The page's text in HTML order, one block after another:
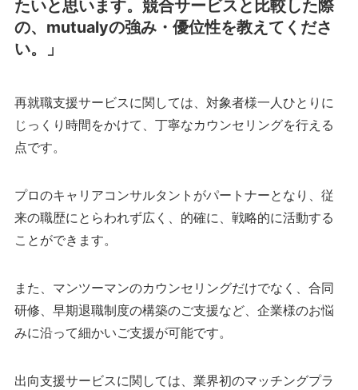
たいと思います。競合サービスと比較した際
の、mutualyの強み・優位性を教えてくださ
い。」
再就職支援サービスに関しては、対象者様一人ひとりに
じっくり時間をかけて、丁寧なカウンセリングを行える
点です。
プロのキャリアコンサルタントがパートナーとなり、従
来の職歴にとらわれず広く、的確に、戦略的に活動する
ことができます。
また、マンツーマンのカウンセリングだけでなく、合同
研修、早期退職制度の構築のご支援など、企業様のお悩
みに沿って細かいご支援が可能です。
出向支援サービスに関しては、業界初のマッチングプラ